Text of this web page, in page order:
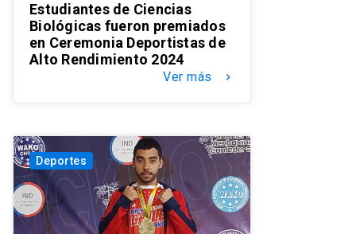
Estudiantes de Ciencias
Biológicas fueron premiados
en Ceremonia Deportistas de
Alto Rendimiento 2024
Ver más keyboard_arrow_right
Deportes